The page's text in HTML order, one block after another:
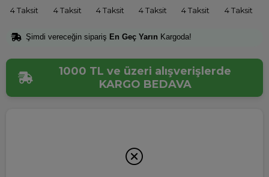
4 Taksit 4 Taksit 4 Taksit 4 Taksit 4 Taksit 4 Taksit
Şimdi vereceğin sipariş En Geç Yarın Kargoda!
1000 TL ve üzeri alışverişlerde
KARGO BEDAVA